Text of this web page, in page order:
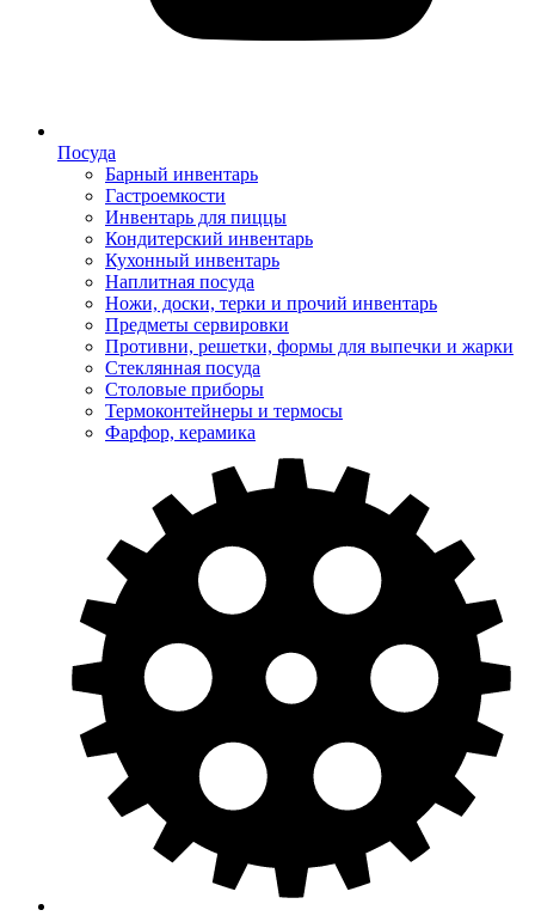
Посуда
Барный инвентарь
Гастроемкости
Инвентарь для пиццы
Кондитерский инвентарь
Кухонный инвентарь
Наплитная посуда
Ножи, доски, терки и прочий инвентарь
Предметы сервировки
Противни, решетки, формы для выпечки и жарки
Стеклянная посуда
Столовые приборы
Термоконтейнеры и термосы
Фарфор, керамика